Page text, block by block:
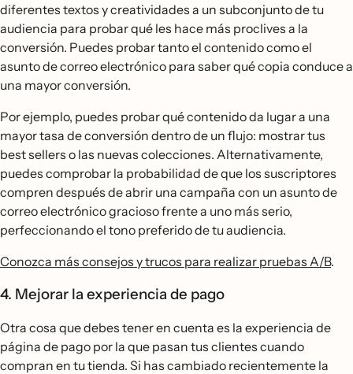
diferentes textos y creatividades a un subconjunto de tu
audiencia para probar qué les hace más proclives a la
conversión. Puedes probar tanto el contenido como el
asunto de correo electrónico para saber qué copia conduce a
una mayor conversión.
Por ejemplo, puedes probar qué contenido da lugar a una
mayor tasa de conversión dentro de un flujo: mostrar tus
best sellers o las nuevas colecciones. Alternativamente,
puedes comprobar la probabilidad de que los suscriptores
compren después de abrir una campaña con un asunto de
correo electrónico gracioso frente a uno más serio,
perfeccionando el tono preferido de tu audiencia.
Conozca más consejos y trucos para realizar pruebas A/B.
4. Mejorar la experiencia de pago
Otra cosa que debes tener en cuenta es la experiencia de
página de pago por la que pasan tus clientes cuando
compran en tu tienda. Si has cambiado recientemente la